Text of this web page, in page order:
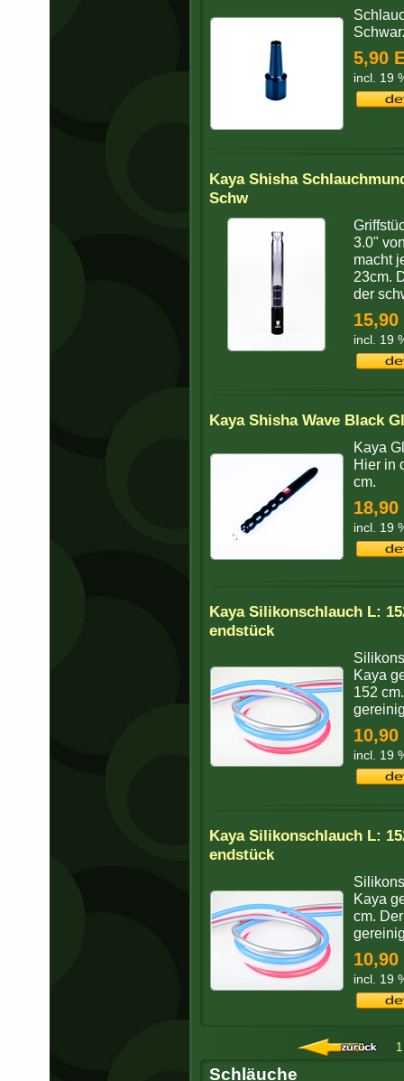
5,90
incl. 19
Kaya Shisha
Schw
3.0"
macht
23cm.
der
15,90
incl. 19
Kaya Shisha Wave Black
Kaya
Hier in
cm.
18,90
incl. 19
Kaya Silikonschlauch L:
endstück
Kaya
152
10,90
incl. 19
Kaya Silikonschlauch L:
endstück
Kaya
cm.
10,90
incl. 19
1
Schläuche